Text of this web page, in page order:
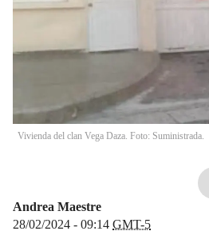
Vivienda del clan Vega Daza. Foto: Suministrada.
Andrea Maestre
28/02/2024 - 09:14 GMT-5